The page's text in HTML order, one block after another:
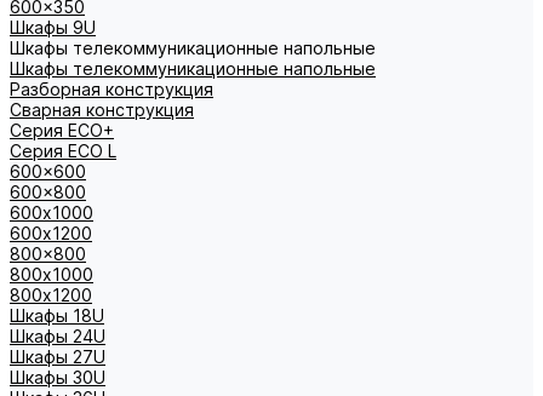
600x350
Шкафы 9U
Шкафы телекоммуникационные напольные
Шкафы телекоммуникационные напольные
Разборная конструкция
Сварная конструкция
Серия ECO+
Серия ECO L
600x600
600x800
600х1000
600х1200
800x800
800х1000
800х1200
Шкафы 18U
Шкафы 24U
Шкафы 27U
Шкафы 30U